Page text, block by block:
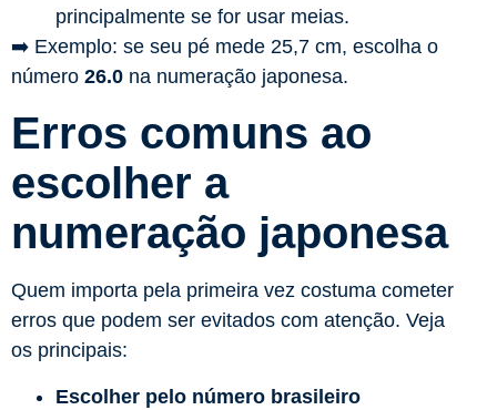
principalmente se for usar meias.
➡️ Exemplo: se seu pé mede 25,7 cm, escolha o
número 26.0 na numeração japonesa.
Erros comuns ao
escolher a
numeração japonesa
Quem importa pela primeira vez costuma cometer
erros que podem ser evitados com atenção. Veja
os principais:
Escolher pelo número brasileiro